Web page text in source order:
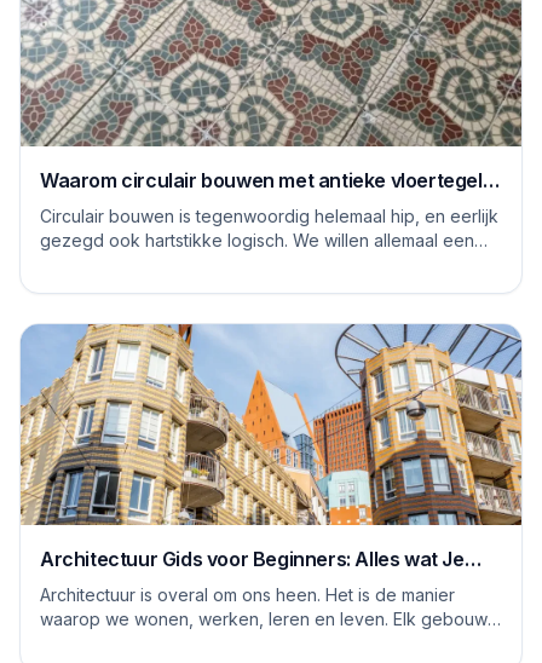
Waarom circulair bouwen met antieke vloertegels
een goed idee is
Circulair bouwen is tegenwoordig helemaal hip, en eerlijk
gezegd ook hartstikke logisch. We willen allemaal een
Architectuur Gids voor Beginners: Alles wat Je
Moet Weten
Architectuur is overal om ons heen. Het is de manier
waarop we wonen, werken, leren en leven. Elk gebouw